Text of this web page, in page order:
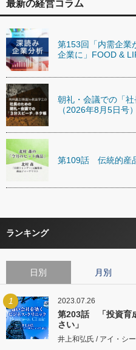
最新の経営コラム
第153回「内需企業
企業に」FOOD &
朝礼・会議での「
（2026年8月5日号）
第109話 伝統的産
ランキング
日別 月別
1 2023.07.26
第203話 「投資育
さい」
井上和弘氏 / アイ・シ